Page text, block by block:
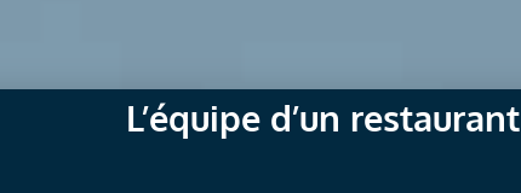
L’équipe d’un restaurant